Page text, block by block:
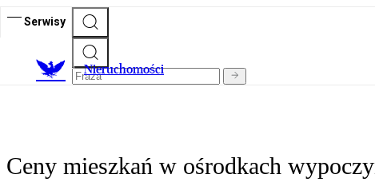
Serwisy
Nieruchomości
Ceny mieszkań w ośrodkach